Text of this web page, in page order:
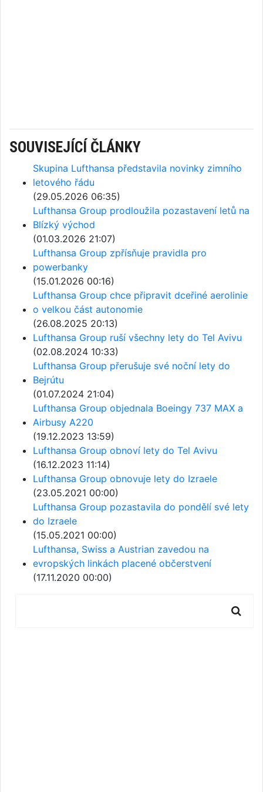
SOUVISEJÍCÍ ČLÁNKY
Skupina Lufthansa představila novinky zimního
letového řádu
(29.05.2026 06:35)
Lufthansa Group prodloužila pozastavení letů na
Blízký východ
(01.03.2026 21:07)
Lufthansa Group zpřísňuje pravidla pro
powerbanky
(15.01.2026 00:16)
Lufthansa Group chce připravit dceřiné aerolinie
o velkou část autonomie
(26.08.2025 20:13)
Lufthansa Group ruší všechny lety do Tel Avivu
(02.08.2024 10:33)
Lufthansa Group přerušuje své noční lety do
Bejrútu
(01.07.2024 21:04)
Lufthansa Group objednala Boeingy 737 MAX a
Airbusy A220
(19.12.2023 13:59)
Lufthansa Group obnoví lety do Tel Avivu
(16.12.2023 11:14)
Lufthansa Group obnovuje lety do Izraele
(23.05.2021 00:00)
Lufthansa Group pozastavila do pondělí své lety
do Izraele
(15.05.2021 00:00)
Lufthansa, Swiss a Austrian zavedou na
evropských linkách placené občerstvení
(17.11.2020 00:00)